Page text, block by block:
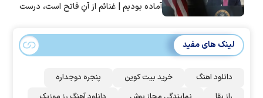
آماده بودیم | غنائم از آنِ فاتح است، درست
لینک های مفید
دانلود اهنگ خرید بیت کوین
پنجره دوجداره